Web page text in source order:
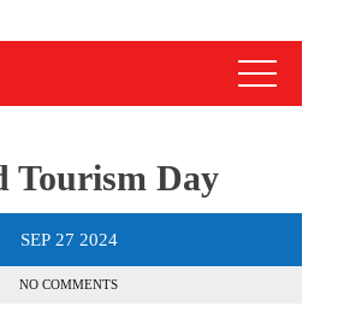
Tourism Day
SEP 27 2024
NO COMMENTS